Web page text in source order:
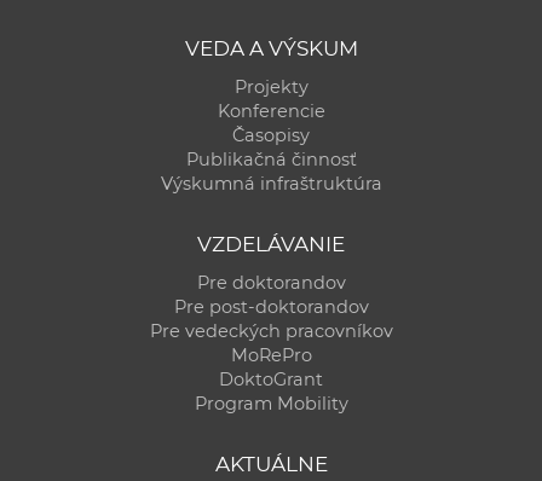
VEDA A VÝSKUM
Projekty
Konferencie
Časopisy
Publikačná činnosť
Výskumná infraštruktúra
VZDELÁVANIE
Pre doktorandov
Pre post-doktorandov
Pre vedeckých pracovníkov
MoRePro
DoktoGrant
Program Mobility
AKTUÁLNE